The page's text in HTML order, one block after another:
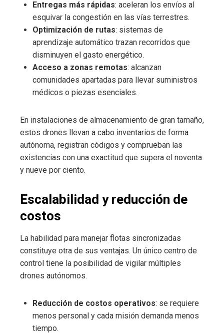
Entregas más rápidas: aceleran los envíos al
esquivar la congestión en las vías terrestres.
Optimización de rutas: sistemas de
aprendizaje automático trazan recorridos que
disminuyen el gasto energético.
Acceso a zonas remotas: alcanzan
comunidades apartadas para llevar suministros
médicos o piezas esenciales.
En instalaciones de almacenamiento de gran tamaño,
estos drones llevan a cabo inventarios de forma
autónoma, registran códigos y comprueban las
existencias con una exactitud que supera el noventa
y nueve por ciento.
Escalabilidad y reducción de
costos
La habilidad para manejar flotas sincronizadas
constituye otra de sus ventajas. Un único centro de
control tiene la posibilidad de vigilar múltiples
drones autónomos.
Reducción de costos operativos: se requiere
menos personal y cada misión demanda menos
tiempo.